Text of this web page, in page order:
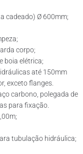
cadeado) Ø 600mm;
corpo;
boia elétrica;
até 150mm
exceto flanges.
carbono, polegada de
para fixação.
tubulação hidráulica;